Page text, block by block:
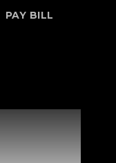
PAY BILL